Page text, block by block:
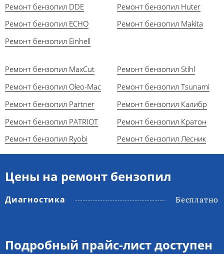
Ремонт бензопил DDE
Ремонт бензопил ECHO
Ремонт бензопил Einhell
Ремонт бензопил Huter
Ремонт бензопил Makita
Ремонт бензопил MaxCut
Ремонт бензопил Oleo-Mac
Ремонт бензопил Partner
Ремонт бензопил PATRIOT
Ремонт бензопил Ryobi
Ремонт бензопил Stihl
Ремонт бензопил Tsunami
Ремонт бензопил Калибр
Ремонт бензопил Кратон
Ремонт бензопил Лесник
Цены на ремонт бензопил
Диагностика Бесплатно
Подробный прайс-лист доступен